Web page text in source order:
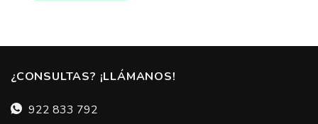
¿CONSULTAS? ¡LLÁMANOS!
922 833 792